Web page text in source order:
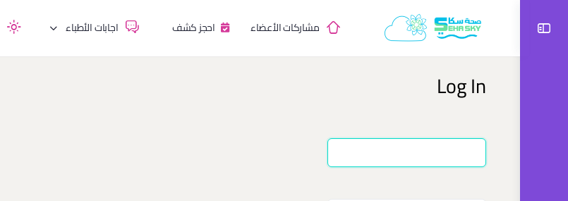
مشاركات الأعضاء احجز كشف اجابات الأطباء
Log In